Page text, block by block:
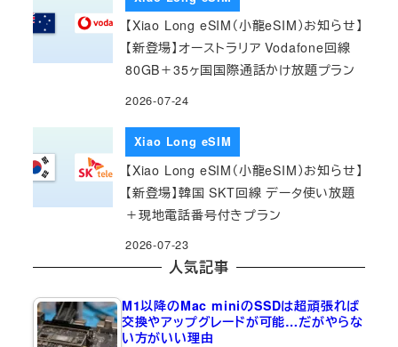
【Xiao Long eSIM（小龍eSIM）お知らせ】
【新登場】オーストラリア Vodafone回線
80GB＋35ヶ国国際通話かけ放題プラン
2026-07-24
Xiao Long eSIM
【Xiao Long eSIM（小龍eSIM）お知らせ】
【新登場】韓国 SKT回線 データ使い放題
＋現地電話番号付きプラン
2026-07-23
人気記事
M1以降のMac miniのSSDは超頑張れば
交換やアップグレードが可能…だがやらな
い方がいい理由